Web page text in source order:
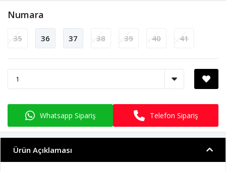
Numara
35 36 37 38 39 40 41
Whatsapp Sipariş Telefon Sipariş
Ürün Açıklaması